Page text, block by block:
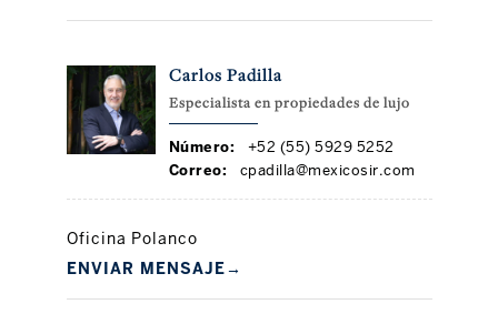
Carlos Padilla
Especialista en propiedades de lujo
Número:
+52 (55) 5929 5252
Correo:
cpadilla@mexicosir.com
Oficina Polanco
ENVIAR MENSAJE→